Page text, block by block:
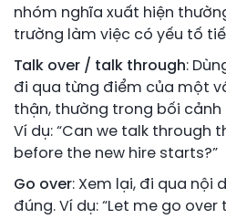
nhóm nghĩa xuất hiện
trường làm việc có yếu tố
Talk over / talk through:
đi qua từng điểm của một
thận, thường trong bối
Ví dụ: “Can we talk through
before the new hire starts?”
Go over: Xem lại, đi qua nội
đúng. Ví dụ: “Let me go